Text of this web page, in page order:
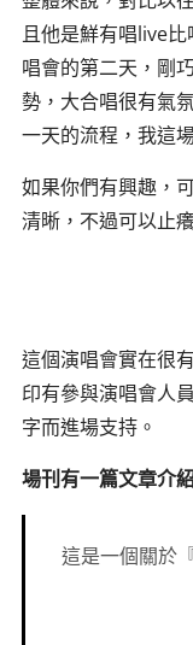
且他是鮮有唱live
唱會的第二天，剛
勢，大合唱很有氣
一天的流程，我這
如果你們有興趣，
清晰，不過可以止
這個演唱會實在很
印有參與演唱會人
字而進場支持。
場刊有一篇文章介
這是一個關於